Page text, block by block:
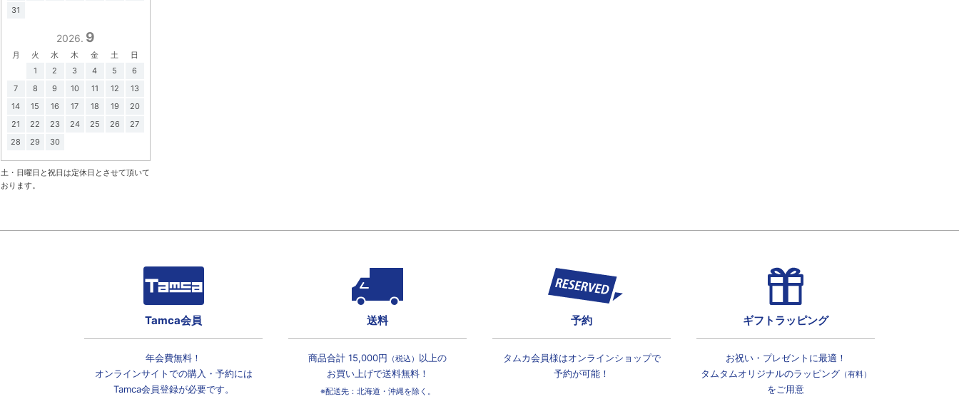
31
2026. 9
月 火 水 木 金 土
日
1
2 3 4 5
6
7
8 9 10 11 12
13
14
15 16 17 18 19
20
21
22 23 24 25 26
27
28
29 30
土・日曜日と祝日は定休日とさせて頂いて
おります。
Tamca会員
年会費無料！
オンラインサイトでの購入・予約には
Tamca会員登録が必要です。
送料
商品合計 15,000円 （税込） 以上の
お買い上げで送料無料！
※配送先：北海道・沖縄を除く。
予約
タムカ会員様はオンラインショップで
予約が可能！
ギフトラッピング
お祝い・プレゼントに最適！
タムタムオリジナルのラッピング（有料）
をご用意